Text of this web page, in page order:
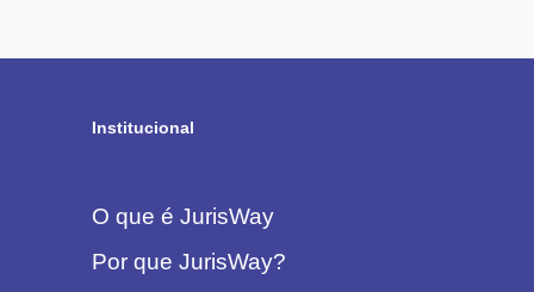
Institucional
O que é JurisWay
Por que JurisWay?